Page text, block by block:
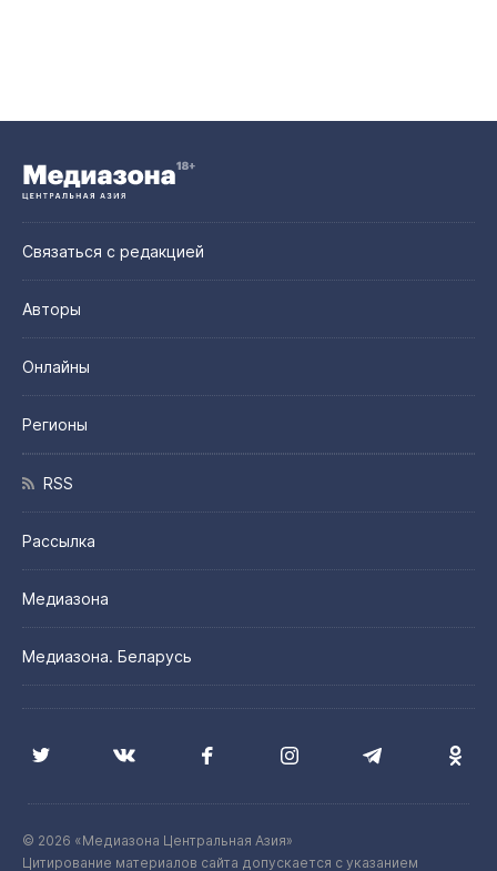
Связаться с редакцией
Авторы
Онлайны
Регионы
RSS
Рассылка
Медиазона
Медиазона. Беларусь
© 2026 «Медиазона Центральная Азия»
Цитирование материалов сайта допускается с указанием